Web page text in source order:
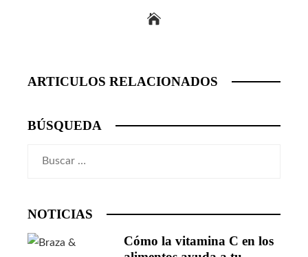
ARTICULOS RELACIONADOS
BÚSQUEDA
NOTICIAS
Cómo la vitamina C en los